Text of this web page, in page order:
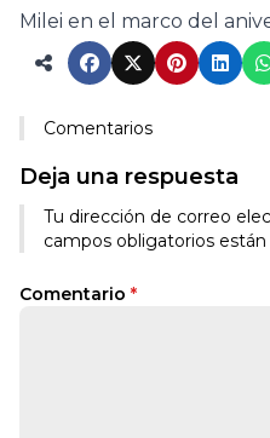
Milei en el marco del
Comentarios
Deja una respuesta
Tu dirección de correo
campos obligatorios
Comentario *